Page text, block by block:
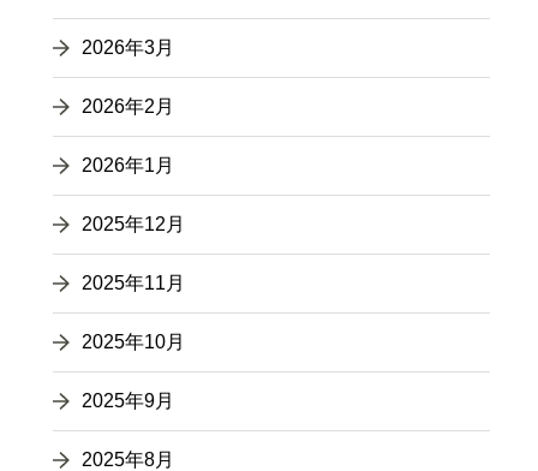
2026年3月
2026年2月
2026年1月
2025年12月
2025年11月
2025年10月
2025年9月
2025年8月